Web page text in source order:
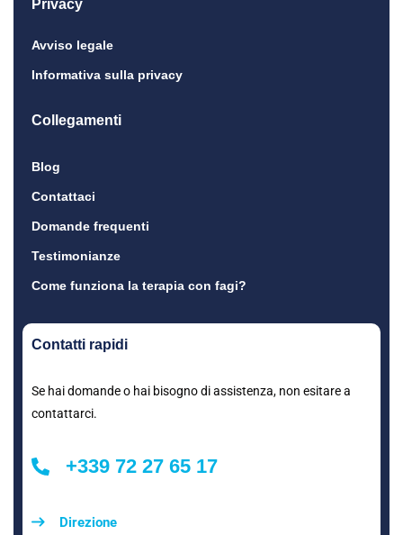
Privacy
Avviso legale
Informativa sulla privacy
Collegamenti
Blog
Contattaci
Domande frequenti
Testimonianze
Come funziona la terapia con fagi?
Contatti rapidi
Se hai domande o hai bisogno di assistenza, non esitare a
contattarci.
+339 72 27 65 17
Direzione